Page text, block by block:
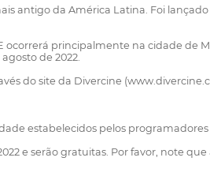
antigo da América Latina. Foi lançado
ocorrerá principalmente na cidade
de 2022.
do site da Divercine
estabelecidos pelos programadores
e serão gratuitas. Por favor, note